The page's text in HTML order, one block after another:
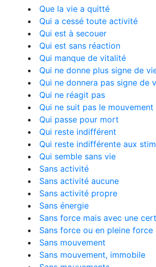
Que la vie a quitté
Qui a cessé toute activité
Qui est à secouer
Qui est sans réaction
Qui manque de vitalité
Qui ne donne plus signe de
Qui ne donnera pas signe de
Qui ne réagit pas
Qui ne suit pas le mouvement
Qui passe pour mort
Qui reste indifférent
Qui reste indifférente aux
Qui semble sans vie
Sans activité
Sans activité aucune
Sans activité propre
Sans énergie
Sans force mais avec une
Sans force ou en pleine force
Sans mouvement
Sans mouvement, immobile